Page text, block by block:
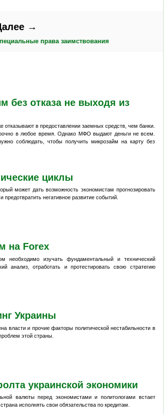
→
права заимствования
без отказа не выходя из
в предоставлении заемных средств, чем банки.
в любое время. Однако МФО выдают деньги не всем.
соблюдать, чтобы получить микрозайм на карту без
циклы
может дать возможность экономистам прогнозировать
негативное развитие событий.
на Forex
необходимо изучать фундаментальный и технический
анализ, отработать и протестировать свою стратегию
Украины
власти и прочие факторы политической нестабильности в
этой страны.
украинской экономики
валюты перед экономистами и политологами встает
исполнять свои обязательства по кредитам.